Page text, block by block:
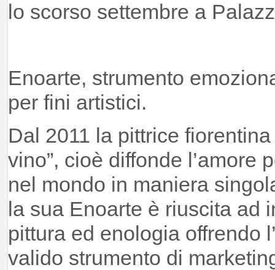
lo scorso settembre a
Enoarte, strumento
per fini artistici.
Dal 2011 la pittrice
vino”, cioè diffonde l’amore
nel mondo in maniera
la sua Enoarte è riuscita ad
pittura ed enologia offrendo
valido strumento di